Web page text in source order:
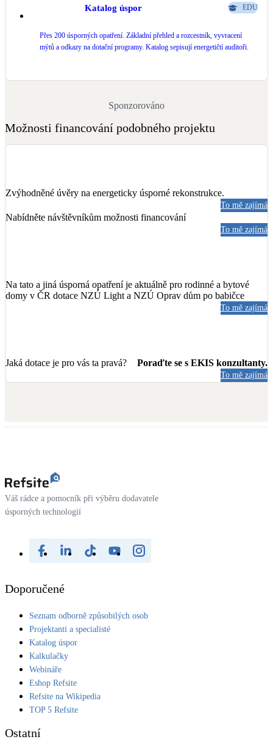
Katalog úspor EDU
Přes 200 úsporných opatření. Základní přehled a rozcestník, vyvracení
mýtů a odkazy na dotační programy. Katalog sepisují energetičtí auditoři.
Možnosti financování podobného projektu
Sponzorováno
Zvýhodněné úvěry na energeticky úsporné rekonstrukce.
To mě zajímá
Nabídněte návštěvníkům možnosti financování
To mě zajímá
Na tato a jiná úsporná opatření je aktuálně pro rodinné a bytové
domy v ČR dotace NZÚ Light a NZÚ Oprav dům po babičce
To mě zajímá
Jaká dotace je pro vás ta pravá? Poraďte se s EKIS konzultanty.
To mě zajímá
Váš rádce a pomocník při výběru dodavatele
úsporných technologií
Doporučené
Seznam odborně způsobilých osob
Projektanti a specialisté
Katalog úspor
Kalkulačky
Webináře
Eshop Refsite
Refsite na Wikipedia
TOP 5 Refsite
Ostatní